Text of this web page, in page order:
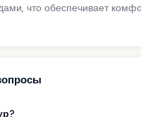
что обеспечивает